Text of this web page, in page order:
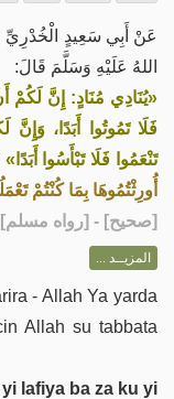
عَنْ أَبِي سَعِيدٍ الْخُدْرِيِّ
اللهُ عَلَيْهِ وَسَلَّمَ قَالَ:
«يُنَادِي مُنَادٍ: إِنَّ لَكُمْ
فَلَا تَمُوتُوا أَبَدًا،
تَنْعَمُوا فَلَا تَبْأَسُوا أَبَدًا»
أُورِثْتُمُوهَا بِمَا كُنْتُمْ
[صحيح] - [رواه مسلم] -
المزيــد ...
- Allah Ya yarda
Allah su tabbata
lafiya ba za ku yi